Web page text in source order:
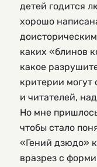
детей годится
хорошо
каких «блинов
какое
критерии могут
и читателей,
Но мне
чтобы стало
«Гений дзюдо»
вразрез с